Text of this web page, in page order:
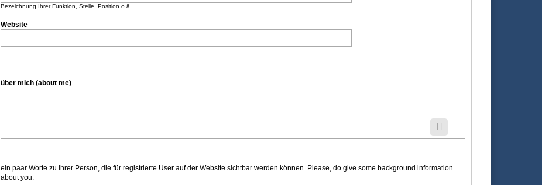
Bezeichnung Ihrer Funktion, Stelle, Position o.ä.
Website
über mich (about me)
ein paar Worte zu Ihrer Person, die für registrierte User auf der Website sichtbar werden können. Please, do give some background information
about you.